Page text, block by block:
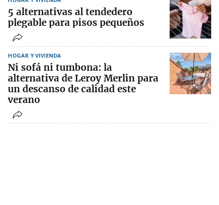
5 alternativas al tendedero
plegable para pisos pequeños
HOGAR Y VIVIENDA
Ni sofá ni tumbona: la
alternativa de Leroy Merlin para
un descanso de calidad este
verano